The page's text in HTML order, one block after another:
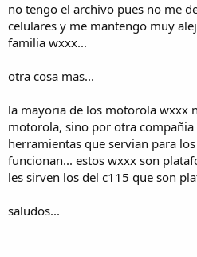
no tengo el archivo pues no me
celulares y me mantengo muy
familia wxxx...
otra cosa mas...
la mayoria de los motorola wxxx
motorola, sino por otra
herramientas que servian para
funcionan... estos wxxx son
les sirven los del c115 que son
saludos...